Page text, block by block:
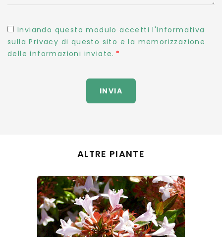
Inviando questo modulo accetti l'Informativa
sulla Privacy di questo sito e la memorizzazione
delle informazioni inviate.
INVIA
ALTRE PIANTE